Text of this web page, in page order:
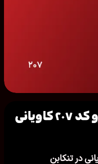
نمایندگی مدیران خودرو کد ۲۰۷ کاویانی